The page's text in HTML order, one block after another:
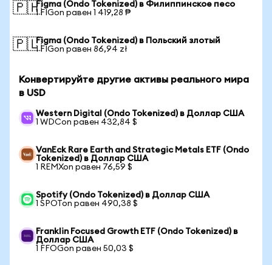
🇵🇭Figma (Ondo Tokenized) в Филиппинское песо
1 FIGon равен 1 419,28 ₱
🇵🇱Figma (Ondo Tokenized) в Польский злотый
1 FIGon равен 86,94 zł
Конвертируйте другие активы реального мира
в USD
Western Digital (Ondo Tokenized) в Доллар США
1 WDCon равен 432,84 $
VanEck Rare Earth and Strategic Metals ETF (Ondo
Tokenized) в Доллар США
1 REMXon равен 76,59 $
Spotify (Ondo Tokenized) в Доллар США
1 SPOTon равен 490,38 $
Franklin Focused Growth ETF (Ondo Tokenized) в
Доллар США
1 FFOGon равен 50,03 $